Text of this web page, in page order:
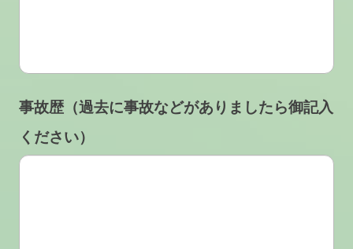
事故歴（過去に事故などがありましたら御記入
ください）